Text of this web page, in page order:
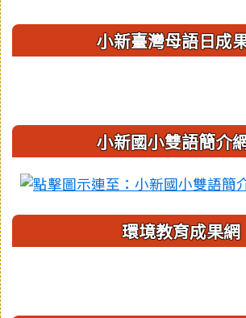
小新臺灣母語日成
小新國小雙語簡介
環境教育成果網